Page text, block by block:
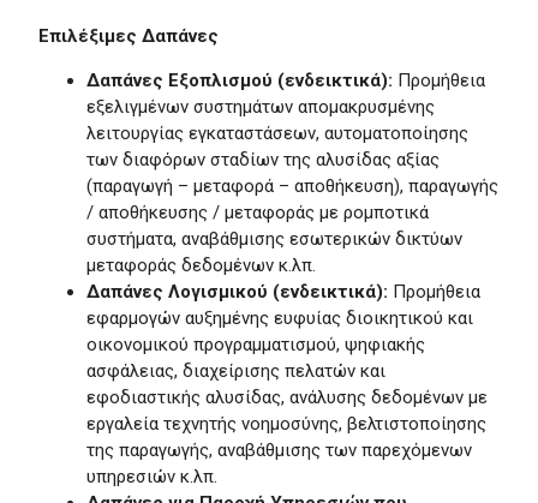
Επιλέξιμες Δαπάνες
Δαπάνες Εξοπλισμού (ενδεικτικά): Προμήθεια
εξελιγμένων συστημάτων απομακρυσμένης
λειτουργίας εγκαταστάσεων, αυτοματοποίησης
των διαφόρων σταδίων της αλυσίδας αξίας
(παραγωγή – μεταφορά – αποθήκευση), παραγωγής
/ αποθήκευσης / μεταφοράς με ρομποτικά
συστήματα, αναβάθμισης εσωτερικών δικτύων
μεταφοράς δεδομένων κ.λπ.
Δαπάνες Λογισμικού (ενδεικτικά): Προμήθεια
εφαρμογών αυξημένης ευφυίας διοικητικού και
οικονομικού προγραμματισμού, ψηφιακής
ασφάλειας, διαχείρισης πελατών και
εφοδιαστικής αλυσίδας, ανάλυσης δεδομένων με
εργαλεία τεχνητής νοημοσύνης, βελτιστοποίησης
της παραγωγής, αναβάθμισης των παρεχόμενων
υπηρεσιών κ.λπ.